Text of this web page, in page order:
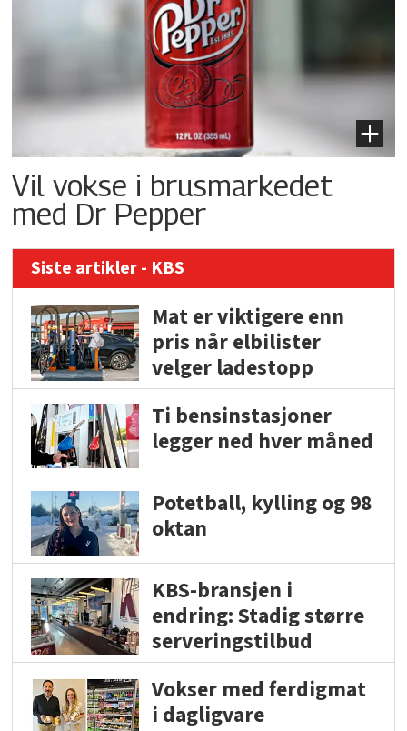
Vil vokse i brusmarkedet
med Dr Pepper
Siste artikler - KBS
Mat er viktigere enn
pris når elbilister
velger ladestopp
Ti bensinstasjoner
legger ned hver måned
Potetball, kylling og 98
oktan
KBS-bransjen i
endring: Stadig større
serveringstilbud
Vokser med ferdigmat
i dagligvare